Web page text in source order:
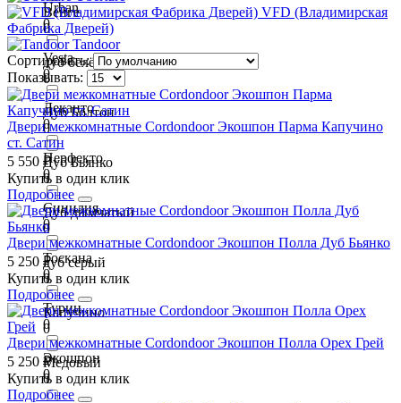
Urban
0
Vesta
0
Деканто
0
Перфекто
0
Сицилия
0
Тоскана
0
Турин
0
Экошпон
0
Венге
0
дуб белёный
0
Дуб Болтон
0
Дуб Бьянко
0
Дуб дымчатый
0
дуб серый
0
Капучино
0
Медовый
0
VFD (Владимирская
Фабрика Дверей)
Tandoor
Сортировать:
Показывать:
Двери межкомнатные Cordondoor Экошпон Парма Капучино
ст. Сатин
5 550 ₽
Купить в один клик
Подробнее
Двери межкомнатные Cordondoor Экошпон Полла Дуб Бьянко
5 250 ₽
Купить в один клик
Подробнее
Двери межкомнатные Cordondoor Экошпон Полла Орех Грей
5 250 ₽
Купить в один клик
Подробнее